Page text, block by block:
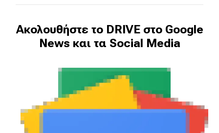
Ακολουθήστε το DRIVE στο Google
News και τα Social Media